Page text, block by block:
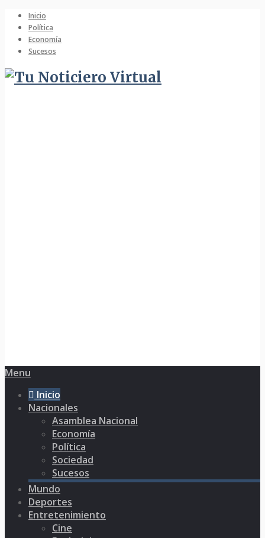
Inicio
Política
Economía
Sucesos
Menu
Inicio
Nacionales
Asamblea Nacional
Economía
Política
Sociedad
Sucesos
Mundo
Deportes
Entretenimiento
Cine